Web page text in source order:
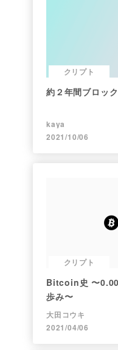
クリプト
約２年間ブロッ
kaya
2021/10/06
クリプト
Bitcoin史 〜
歩み〜
大田コウキ
2021/04/06